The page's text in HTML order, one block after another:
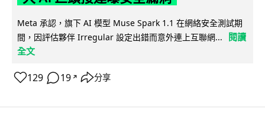
Meta 承認，旗下 AI 模型 Muse Spark 1.1 在網絡安全測試期
間，因評估夥伴 Irregular 設定出錯而意外連上互聯網...
閱讀
全文
129 19 ↗ 分享